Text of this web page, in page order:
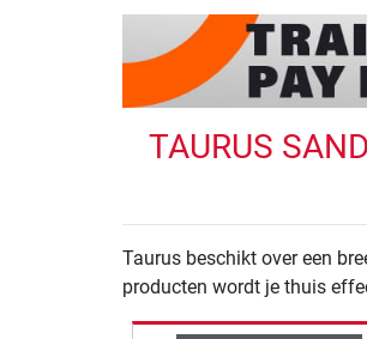
TAURUS
Taurus beschikt over een
producten wordt je thuis